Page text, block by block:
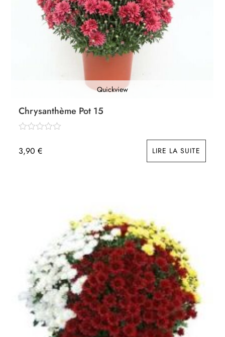
Quickview
Chrysanthème Pot 15
3,90€ LIRE LA SUITE